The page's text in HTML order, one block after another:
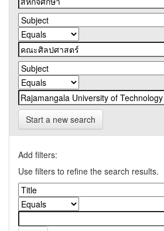
Start a new search
Add filters:
Use filters to refine the search results.